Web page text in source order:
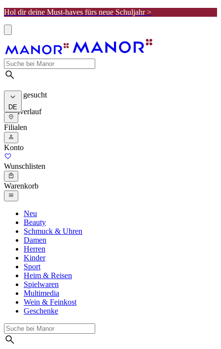
Hol dir deine Must-haves fürs neue Schuljahr >
Meist gesucht
Suchverlauf
DE
Filialen
Konto
Wunschlisten
Warenkorb
Neu
Beauty
Schmuck & Uhren
Damen
Herren
Kinder
Sport
Heim & Reisen
Spielwaren
Multimedia
Wein & Feinkost
Geschenke